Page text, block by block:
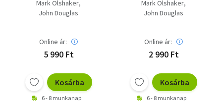
Mark Olshaker
John Douglas
Online ár:
5 990 Ft
Kosárba
6 - 8 munkanap
Mark Olshaker
John Douglas
Online ár:
2 990 Ft
Kosárba
6 - 8 munkanap